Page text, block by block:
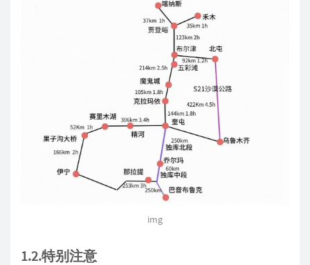
img
1.2.特别注意